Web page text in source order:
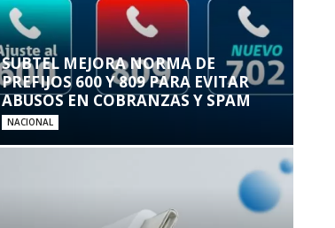
SUBTEL MEJORA NORMA DE
PREFIJOS 600 Y 809 PARA EVITAR
ABUSOS EN COBRANZAS Y SPAM
NACIONAL